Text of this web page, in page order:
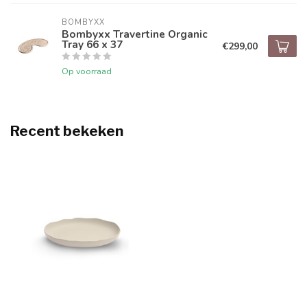
BOMBYXX
Bombyxx Travertine Organic
Tray 66 x 37
Op voorraad
€299,00
Recent bekeken